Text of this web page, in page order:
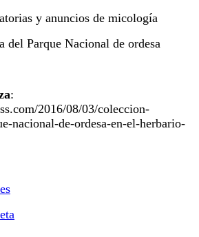
y anuncios de micología
del Parque Nacional de ordesa
:
2016/08/03/coleccion-
nacional-de-ordesa-en-el-herbario-